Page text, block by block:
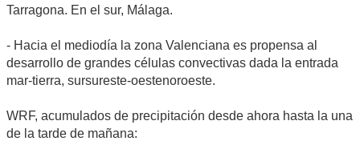
Tarragona. En el sur, Málaga.
- Hacia el mediodía la zona Valenciana es propensa al
desarrollo de grandes células convectivas dada la entrada
mar-tierra, sursureste-oestenoroeste.
WRF, acumulados de precipitación desde ahora hasta la una
de la tarde de mañana: